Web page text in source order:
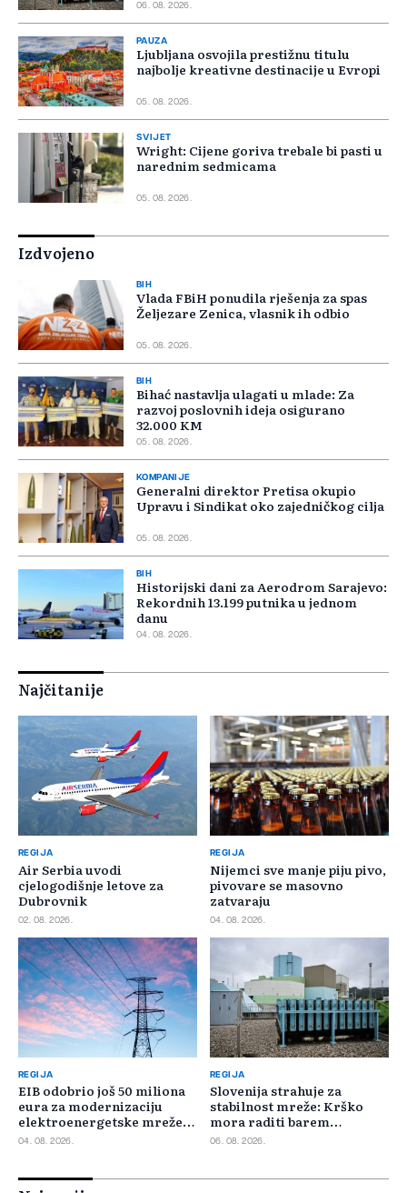
06. 08. 2026.
PAUZA
Ljubljana osvojila prestižnu titulu
najbolje kreativne destinacije u Evropi
05. 08. 2026.
SVIJET
Wright: Cijene goriva trebale bi pasti u
narednim sedmicama
05. 08. 2026.
Izdvojeno
BIH
Vlada FBiH ponudila rješenja za spas
Željezare Zenica, vlasnik ih odbio
05. 08. 2026.
BIH
Bihać nastavlja ulagati u mlade: Za
razvoj poslovnih ideja osigurano
32.000 KM
05. 08. 2026.
KOMPANIJE
Generalni direktor Pretisa okupio
Upravu i Sindikat oko zajedničkog cilja
05. 08. 2026.
BIH
Historijski dani za Aerodrom Sarajevo:
Rekordnih 13.199 putnika u jednom
danu
04. 08. 2026.
Najčitanije
REGIJA
Air Serbia uvodi
cjelogodišnje letove za
Dubrovnik
02. 08. 2026.
REGIJA
Nijemci sve manje piju pivo,
pivovare se masovno
zatvaraju
04. 08. 2026.
REGIJA
EIB odobrio još 50 miliona
eura za modernizaciju
elektroenergetske mreže
Slovačke
04. 08. 2026.
REGIJA
Slovenija strahuje za
stabilnost mreže: Krško
mora raditi barem
minimalnim kapacitetom
06. 08. 2026.